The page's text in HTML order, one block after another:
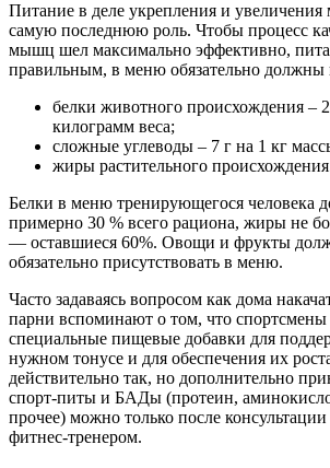
Питание в деле укрепления и
самую последнюю роль. Чтобы процесс
мышц шел максимально эффективно,
правильным, в меню обязательно должны
белки животного происхождения –
килограмм веса;
сложные углеводы – 7 г на 1 кг
жиры растительного
Белки в меню тренирующегося человека
примерно 30 % всего рациона, жиры не
— оставшиеся 60%. Овощи и фрукты
обязательно присутствовать в меню.
Часто задаваясь вопросом как дома
парни вспоминают о том, что спортсмены
специальные пищевые добавки для
нужном тонусе и для обеспечения их
действительно так, но дополнительно
спорт-питы и БАДы (протеин,
прочее) можно только после
фитнес-тренером.